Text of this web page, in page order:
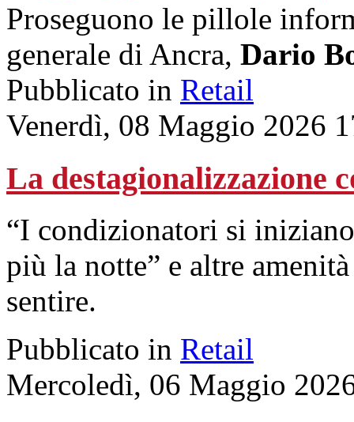
Proseguono le pillole
generale di Ancra, Dario
Pubblicato in Retail
Venerdì, 08 Maggio 2026
La destagionalizzazione
“I condizionatori si
più la notte” e altre
sentire.
Pubblicato in Retail
Mercoledì, 06 Maggio